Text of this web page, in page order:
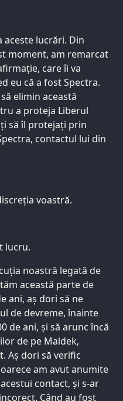
aceste lucrări. Din
moment, am remarcat
care îi va
eu că a fost Spectra.
elimin această
a proteja Liberul
să îl protejați prin
contactul lui din
voastră.
lucru.
noastră legată de
această parte de
ani, aș dori să ne
de devreme, înainte
de ani, și să arunc încă
de pe Maldek,
Aș dori să verific
am avut anumite
contact, și s-ar
Când au fost